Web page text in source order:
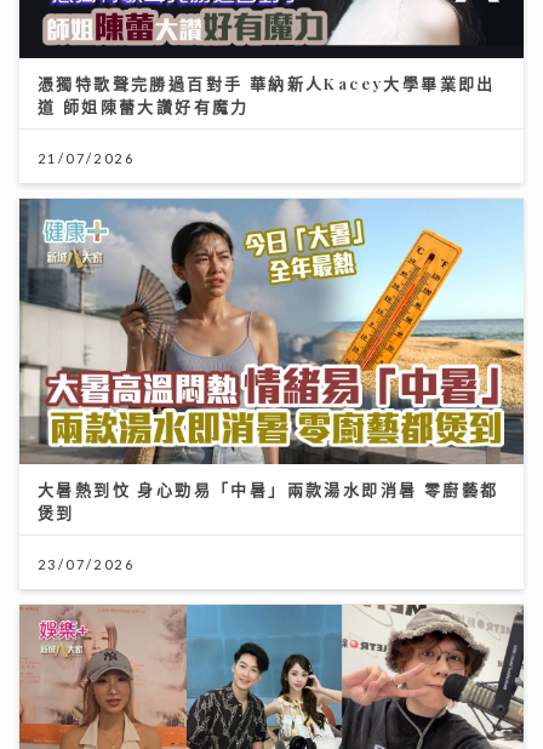
憑獨特歌聲完勝過百對手 華納新人Kacey大學畢業即出
道 師姐陳蕾大讚好有魔力
21/07/2026
大暑熱到忟 身心勁易「中暑」兩款湯水即消暑 零廚藝都
煲到
23/07/2026